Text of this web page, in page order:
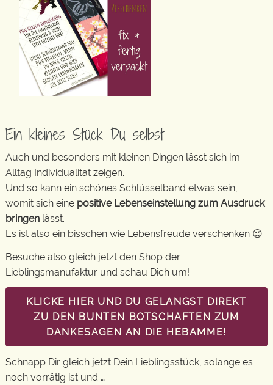
Ein kleines Stück Du selbst
Auch und besonders mit kleinen Dingen lässt sich im
Alltag Individualität zeigen.
Und so kann ein schönes Schlüsselband etwas sein,
womit sich eine positive Lebenseinstellung zum Ausdruck
bringen lässt.
Es ist also ein bisschen wie Lebensfreude verschenken 😉
Besuche also gleich jetzt den Shop der
Lieblingsmanufaktur und schau Dich um!
KLICKE HIER UND DU GELANGST DIREKT
ZU DEN BUNTEN BOTSCHAFTEN ZUM
DANKESAGEN AN DIE HEBAMME!
Schnapp Dir gleich jetzt Dein Lieblingsstück, solange es
noch vorrätig ist und …